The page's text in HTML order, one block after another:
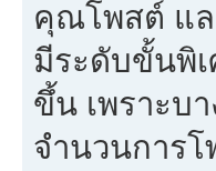
คุณโพสต์ แล
มีระดับขั้นพิ
ขึ้น เพราะบ
จำนวนการ